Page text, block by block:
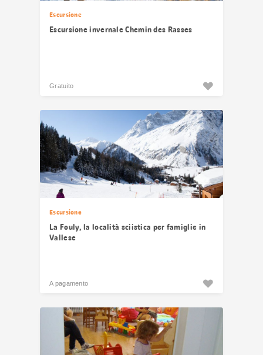
Escursione
Escursione invernale Chemin des Rasses
Gratuito
Escursione
La Fouly, la località sciistica per famiglie in
Vallese
A pagamento